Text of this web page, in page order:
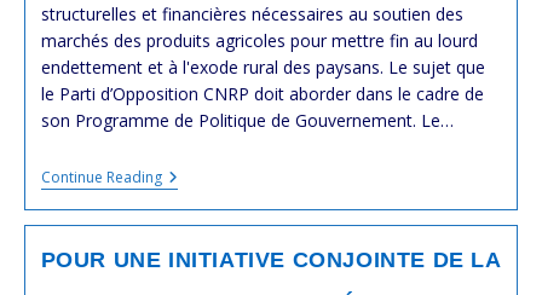
structurelles et financières nécessaires au soutien des
marchés des produits agricoles pour mettre fin au lourd
endettement et à l'exode rural des paysans. Le sujet que
le Parti d’Opposition CNRP doit aborder dans le cadre de
son Programme de Politique de Gouvernement. Le…
Continue Reading#cambodge
:
Quelles
Économiques
Pour
POUR UNE INITIATIVE CONJOINTE DE LA